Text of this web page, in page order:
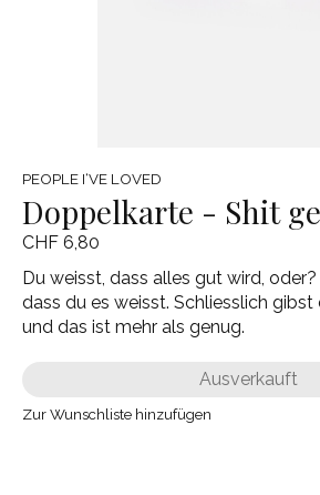
PEOPLE I‘VE LOVED
Doppelkarte - Shit
CHF 6,80
Du weisst, dass alles gut wird, oder?
dass du es weisst. Schliesslich gibst
und das ist mehr als genug.
Ausverkauft
Zur Wunschliste hinzufügen